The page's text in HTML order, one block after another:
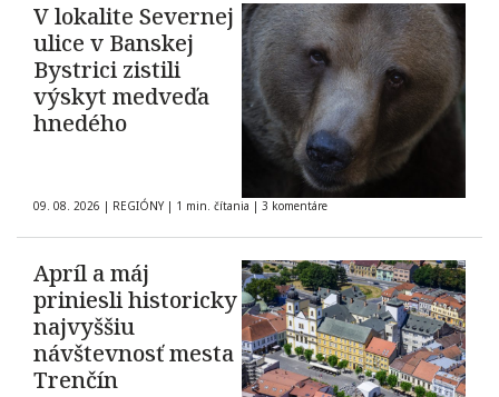
V lokalite Severnej
ulice v Banskej
Bystrici zistili
výskyt medveďa
hnedého
09. 08. 2026 | REGIÓNY | 1 min. čítania | 3 komentáre
Apríl a máj
priniesli historicky
najvyššiu
návštevnosť mesta
Trenčín